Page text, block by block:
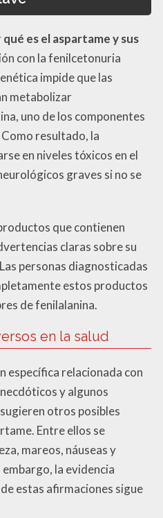
qué es el aspartame y sus
con la fenilcetonuria
impide que las
metabolizar
uno de los componentes
resultado, la
en niveles tóxicos en el
graves si no se
que contienen
claras sobre su
personas diagnosticadas
estos productos
de fenilalanina.
en la salud
específica relacionada con
y algunos
otros posibles
Entre ellos se
mareos, náuseas y
la evidencia
estas afirmaciones sigue